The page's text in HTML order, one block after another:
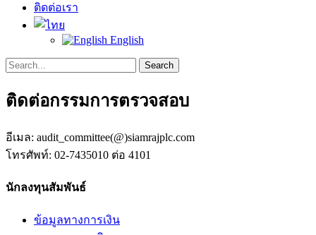
ติดต่อเรา
English
Search
Search
for:
ติดต่อกรรมการตรวจสอบ
อีเมล: audit_committee(@)siamrajplc.com
โทรศัพท์: 02-7435010 ต่อ 4101
นักลงทุนสัมพันธ์
ข้อมูลทางการเงิน